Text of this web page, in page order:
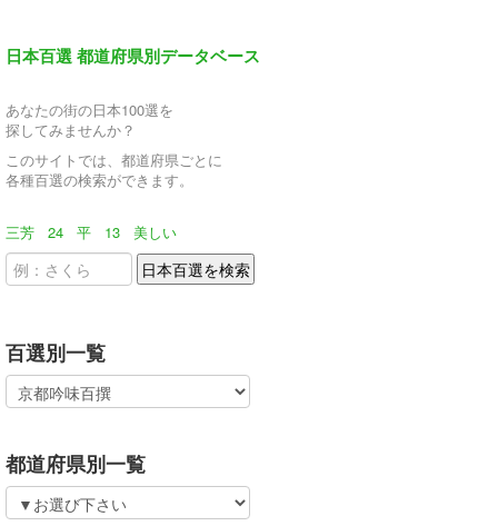
日本百選 都道府県別データベース
あなたの街の日本100選を
探してみませんか？
このサイトでは、都道府県ごとに
各種百選の検索ができます。
三芳 24 平 13 美しい
百選別一覧
都道府県別一覧